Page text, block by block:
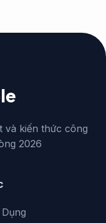
và kiến thức công
2026